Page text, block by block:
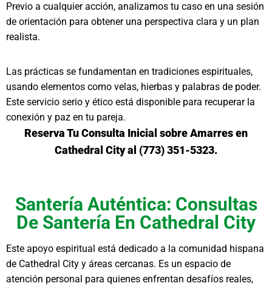
Previo a cualquier acción, analizamos tu caso en una sesión
de orientación para obtener una perspectiva clara y un plan
realista.
Las prácticas se fundamentan en tradiciones espirituales,
usando elementos como velas, hierbas y palabras de poder.
Este servicio serio y ético está disponible para recuperar la
conexión y paz en tu pareja.
Reserva Tu Consulta Inicial sobre Amarres en
Cathedral City al (773) 351-5323.
Santería Auténtica: Consultas
De Santería En Cathedral City
Este apoyo espiritual está dedicado a la comunidad hispana
de Cathedral City y áreas cercanas. Es un espacio de
atención personal para quienes enfrentan desafíos reales,